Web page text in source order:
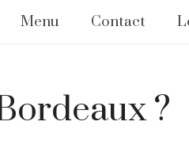
Menu Contact
?